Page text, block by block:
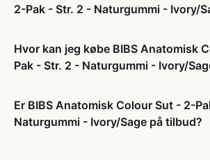
2-Pak - Str. 2 - Naturgummi - Ivory/
Hvor kan jeg købe BIBS Anatomisk
Pak - Str. 2 - Naturgummi - Ivory/
Er BIBS Anatomisk Colour Sut - 2-
Naturgummi - Ivory/Sage på tilbud?